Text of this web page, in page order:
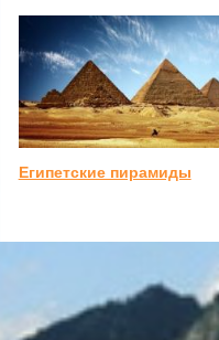
Египетские пирамиды